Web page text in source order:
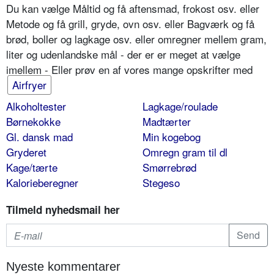
Du kan vælge Måltid og få aftensmad, frokost osv. eller
Metode og få grill, gryde, ovn osv. eller Bagværk og få
brød, boller og lagkage osv. eller omregner mellem gram,
liter og udenlandske mål - der er er meget at vælge
imellem - Eller prøv en af vores mange opskrifter med
Airfryer
Alkoholtester
Børnekokke
Gl. dansk mad
Gryderet
Kage/tærte
Kalorieberegner
Lagkage/roulade
Madtærter
Min kogebog
Omregn gram til dl
Smørrebrød
Stegeso
Tilmeld nyhedsmail her
Nyeste kommentarer